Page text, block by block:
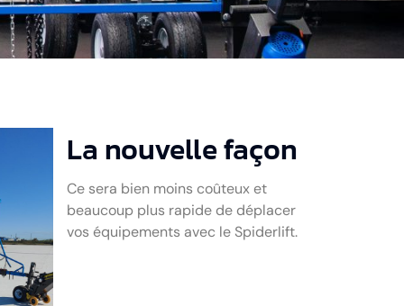
La nouvelle façon
Ce sera bien moins coûteux et
beaucoup plus rapide de déplacer
vos équipements avec le Spiderlift.